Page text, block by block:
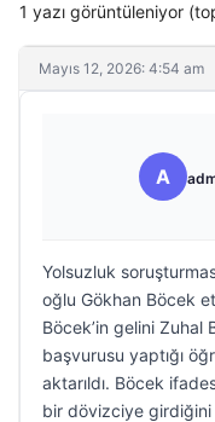
1 yazı görüntüleniyor
Mayıs 12, 2026: 4:54 am
A
Yolsuzluk
oğlu Gökhan Böcek
Böcek’in gelini Zuhal
başvurusu yaptığı
aktarıldı. Böcek
bir dövizciye girdiğini